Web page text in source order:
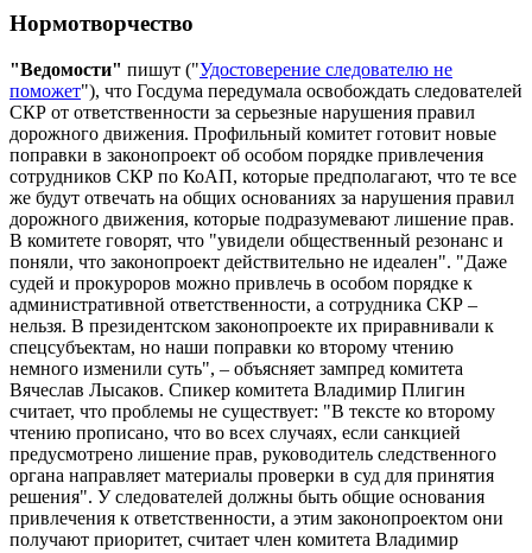
Нормотворчество
"Ведомости" пишут ("Удостоверение следователю не
поможет"), что Госдума передумала освобождать следователей
СКР от ответственности за серьезные нарушения правил
дорожного движения. Профильный комитет готовит новые
поправки в законопроект об особом порядке привлечения
сотрудников СКР по КоАП, которые предполагают, что те все
же будут отвечать на общих основаниях за нарушения правил
дорожного движения, которые подразумевают лишение прав.
В комитете говорят, что "увидели общественный резонанс и
поняли, что законопроект действительно не идеален". "Даже
судей и прокуроров можно привлечь в особом порядке к
административной ответственности, а сотрудника СКР –
нельзя. В президентском законопроекте их приравнивали к
спецсубъектам, но наши поправки ко второму чтению
немного изменили суть", – объясняет зампред комитета
Вячеслав Лысаков. Спикер комитета Владимир Плигин
считает, что проблемы не существует: "В тексте ко второму
чтению прописано, что во всех случаях, если санкцией
предусмотрено лишение прав, руководитель следственного
органа направляет материалы проверки в суд для принятия
решения". У следователей должны быть общие основания
привлечения к ответственности, а этим законопроектом они
получают приоритет, считает член комитета Владимир